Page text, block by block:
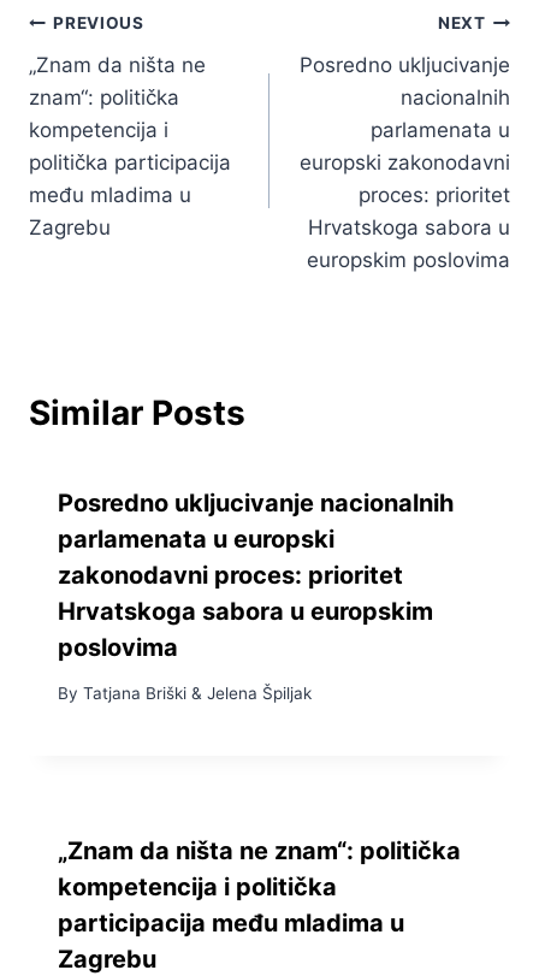
Navigacija
objava
PREVIOUS
„Znam da ništa ne
znam“: politička
kompetencija i
politička participacija
među mladima u
Zagrebu
NEXT
Posredno ukljucivanje
nacionalnih
parlamenata u
europski zakonodavni
proces: prioritet
Hrvatskoga sabora u
europskim poslovima
Similar Posts
Posredno ukljucivanje nacionalnih
parlamenata u europski
zakonodavni proces: prioritet
Hrvatskoga sabora u europskim
poslovima
By Tatjana Briški & Jelena Špiljak
„Znam da ništa ne znam“: politička
kompetencija i politička
participacija među mladima u
Zagrebu